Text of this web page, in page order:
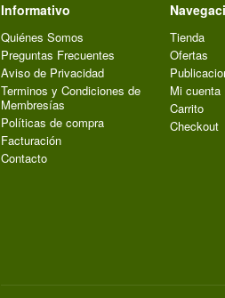
Informativo
Quiénes Somos
Preguntas Frecuentes
Aviso de Privacidad
Terminos y Condiciones de
Membresías
Políticas de compra
Facturación
Contacto
Tienda
Ofertas
Mi cuenta
Carrito
Checkout